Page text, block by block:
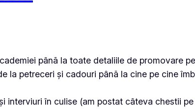
până la toate detaliile de promovare
la petreceri și cadouri până la cine pe cine
interviuri în culise (am postat câteva chestii